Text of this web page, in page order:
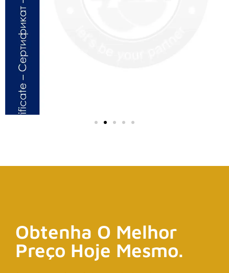
Obtenha O Melhor
Preço Hoje Mesmo.